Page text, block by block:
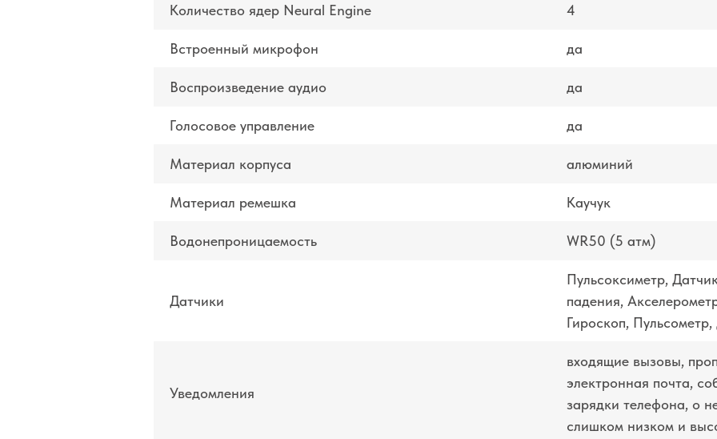
Количество ядер Neural Engine 4
Встроенный микрофон да
Воспроизведение аудио да
Голосовое управление да
Материал корпуса алюминий
Материал ремешка Каучук
Водонепроницаемость WR50 (5 атм)
Датчики
Пульсоксиметр,
падения,
Гироскоп,
Уведомления
входящие вызовы,
электронная почта,
зарядки телефона, о
слишком низком и